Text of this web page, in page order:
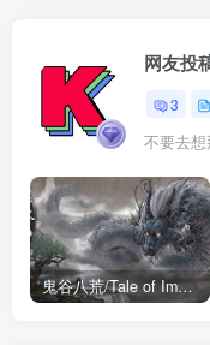
网友投
3
鬼谷八荒/Tale of Immortal v1.2.105.259|角色扮演|容量27.4GB|免安装绿色中文版